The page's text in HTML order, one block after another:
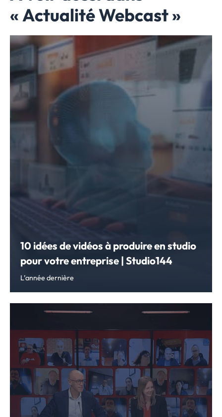
« Actualité Webcast »
10 idées de vidéos à produire en studio
pour votre entreprise | Studio144
L’année dernière